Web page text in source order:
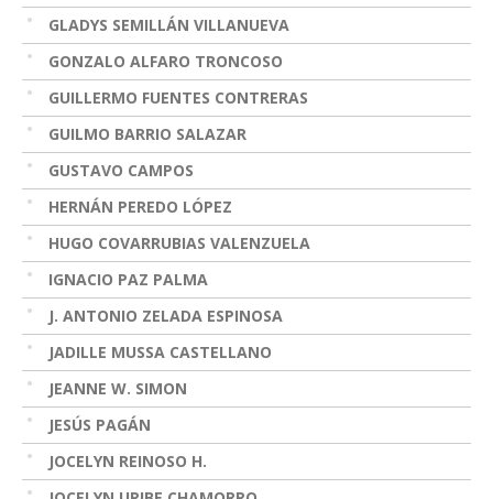
GLADYS SEMILLÁN VILLANUEVA
GONZALO ALFARO TRONCOSO
GUILLERMO FUENTES CONTRERAS
GUILMO BARRIO SALAZAR
GUSTAVO CAMPOS
HERNÁN PEREDO LÓPEZ
HUGO COVARRUBIAS VALENZUELA
IGNACIO PAZ PALMA
J. ANTONIO ZELADA ESPINOSA
JADILLE MUSSA CASTELLANO
JEANNE W. SIMON
JESÚS PAGÁN
JOCELYN REINOSO H.